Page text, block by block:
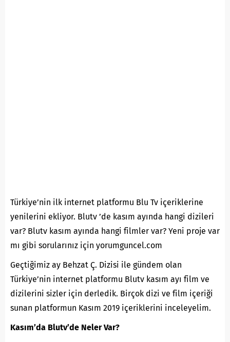
Türkiye’nin ilk internet platformu Blu Tv içeriklerine
yenilerini ekliyor. Blutv ’de kasım ayında hangi dizileri
var? Blutv kasım ayında hangi filmler var? Yeni proje var
mı gibi sorularınız için yorumguncel.com
Geçtiğimiz ay Behzat Ç. Dizisi ile gündem olan
Türkiye’nin internet platformu Blutv kasım ayı film ve
dizilerini sizler için derledik. Birçok dizi ve film içeriği
sunan platformun Kasım 2019 içeriklerini inceleyelim.
Kasım’da Blutv’de Neler Var?